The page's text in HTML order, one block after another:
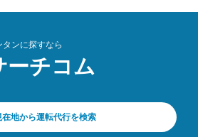
ンに探すなら
ーチコム
在地から運転代行を検索